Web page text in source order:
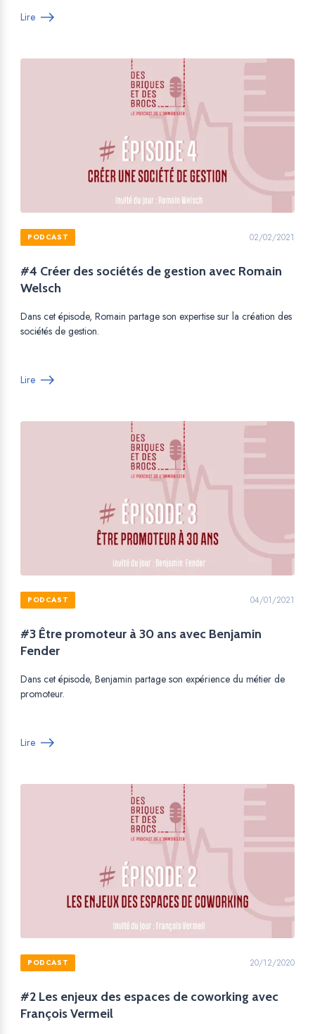
Lire
PODCAST 02/02/2021
#4 Créer des sociétés de gestion avec Romain
Welsch
Dans cet épisode, Romain partage son expertise sur la création des
sociétés de gestion.
Lire
PODCAST 04/01/2021
#3 Être promoteur à 30 ans avec Benjamin
Fender
Dans cet épisode, Benjamin partage son expérience du métier de
promoteur.
Lire
PODCAST 20/12/2020
#2 Les enjeux des espaces de coworking avec
François Vermeil